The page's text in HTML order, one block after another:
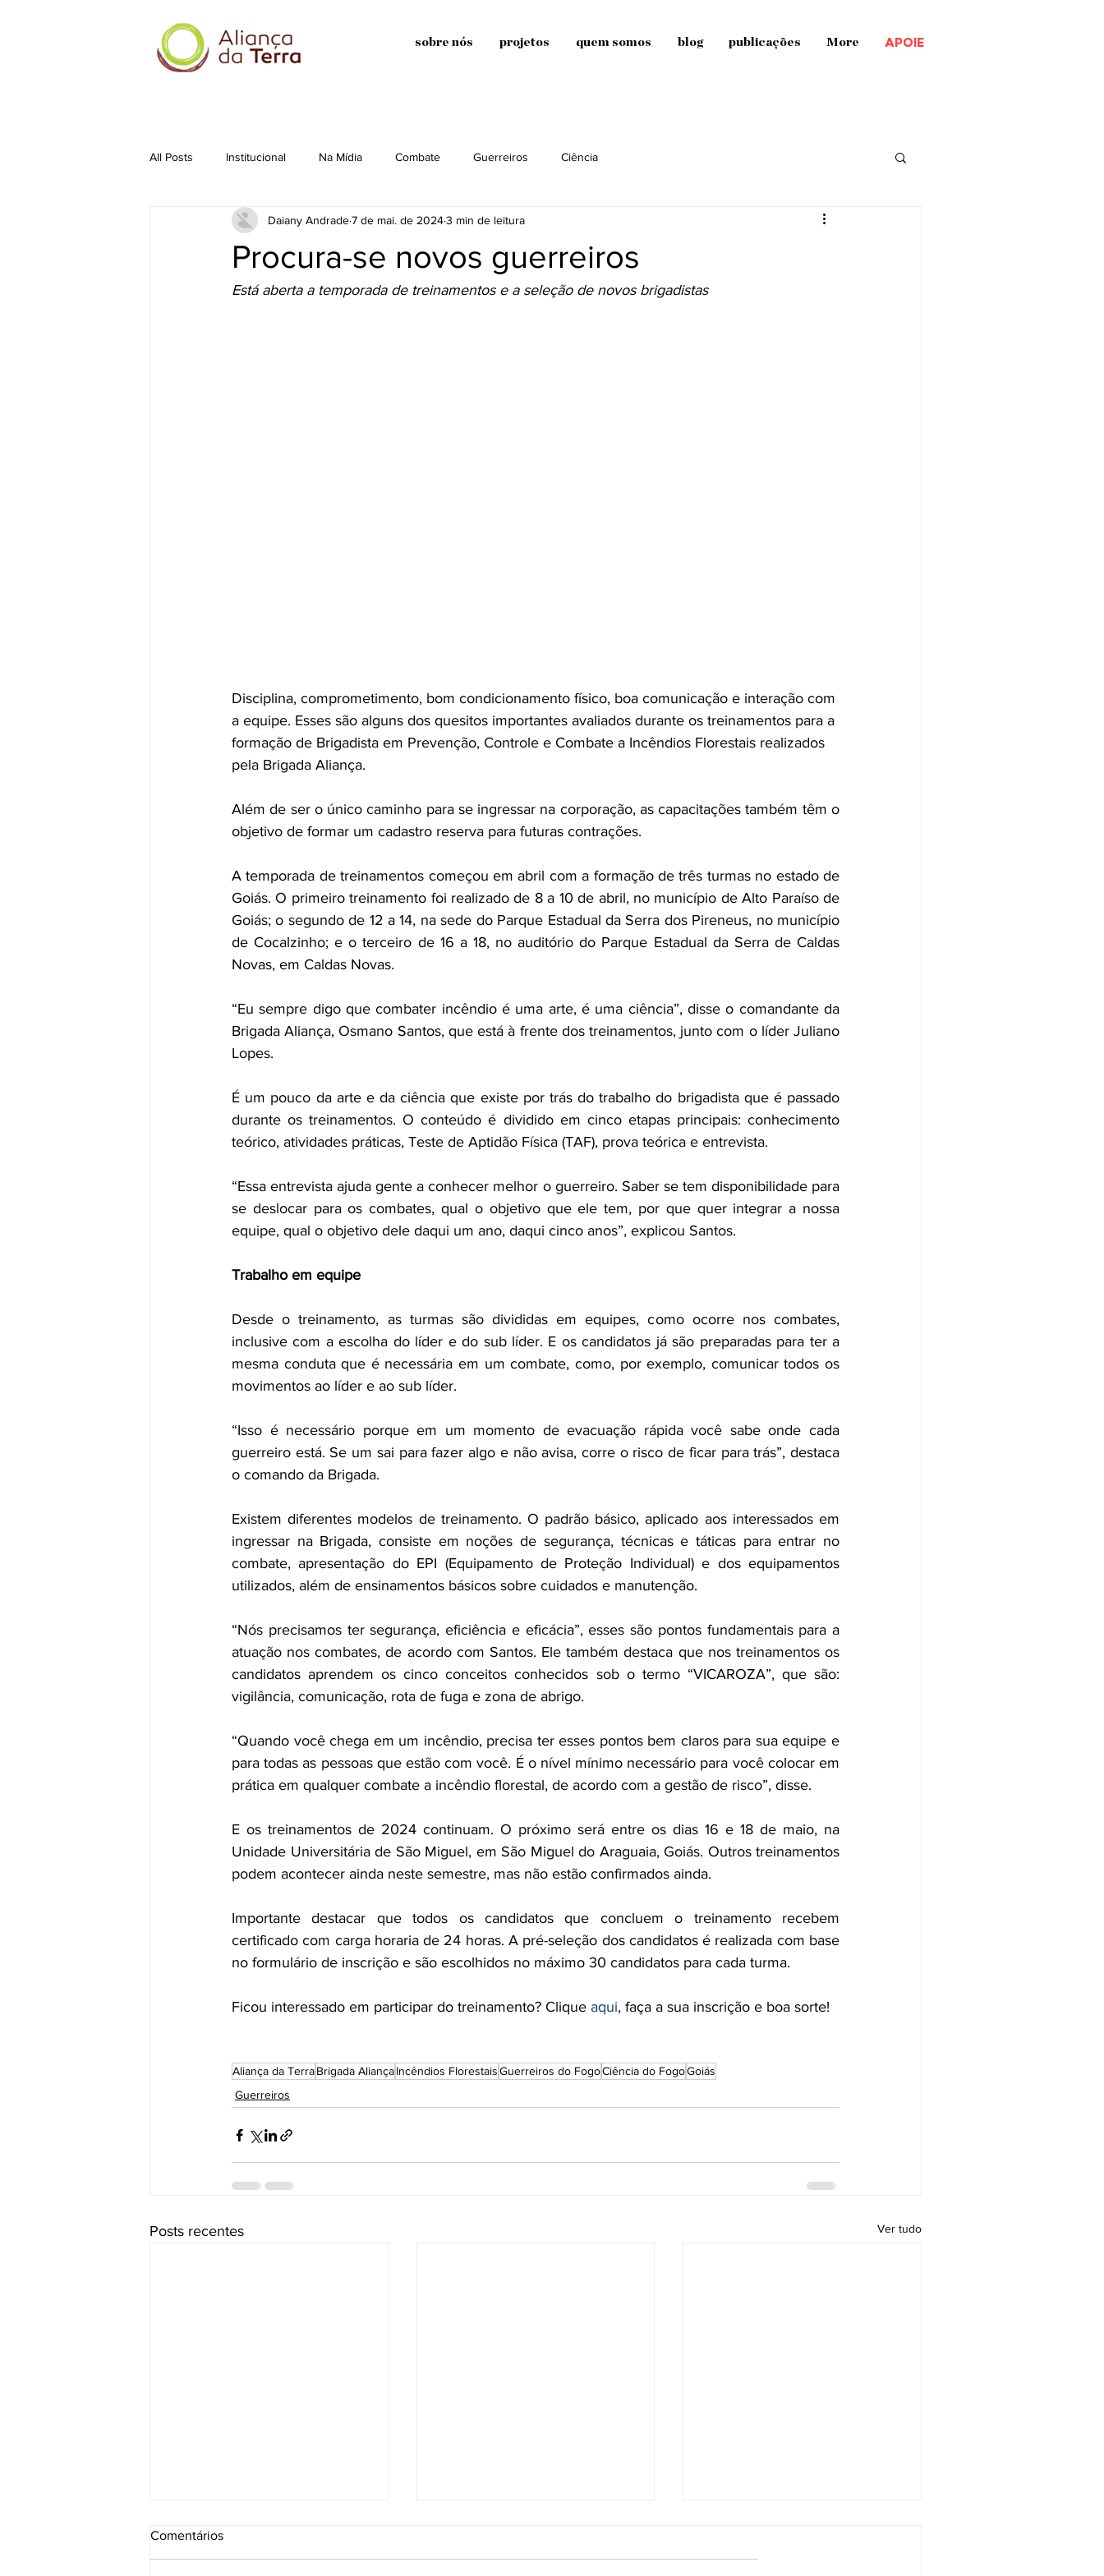
sobre nós projetos quem somos blog publicações More APOIE
All Posts Institucional Na Mídia Combate Guerreiros Ciência
Procura-se novos guerreiros
Daiany Andrade7 de mai. de 20243 min de leitura
Está aberta a temporada de treinamentos e a seleção de novos brigadistas
Disciplina, comprometimento, bom condicionamento físico, boa comunicação e interação com
a equipe. Esses são alguns dos quesitos importantes avaliados durante os treinamentos para a
formação de Brigadista em Prevenção, Controle e Combate a Incêndios Florestais realizados
pela Brigada Aliança.
Além de ser o único caminho para se ingressar na corporação, as capacitações também têm o
objetivo de formar um cadastro reserva para futuras contrações.
A temporada de treinamentos começou em abril com a formação de três turmas no estado de
Goiás. O primeiro treinamento foi realizado de 8 a 10 de abril, no município de Alto Paraíso de
Goiás; o segundo de 12 a 14, na sede do Parque Estadual da Serra dos Pireneus, no município
de Cocalzinho; e o terceiro de 16 a 18, no auditório do Parque Estadual da Serra de Caldas
Novas, em Caldas Novas.
“Eu sempre digo que combater incêndio é uma arte, é uma ciência”, disse o comandante da
Brigada Aliança, Osmano Santos, que está à frente dos treinamentos, junto com o líder Juliano
Lopes.
É um pouco da arte e da ciência que existe por trás do trabalho do brigadista que é passado
durante os treinamentos. O conteúdo é dividido em cinco etapas principais: conhecimento
teórico, atividades práticas, Teste de Aptidão Física (TAF), prova teórica e entrevista.
“Essa entrevista ajuda gente a conhecer melhor o guerreiro. Saber se tem disponibilidade para
se deslocar para os combates, qual o objetivo que ele tem, por que quer integrar a nossa
equipe, qual o objetivo dele daqui um ano, daqui cinco anos”, explicou Santos.
Trabalho em equipe
Desde o treinamento, as turmas são divididas em equipes, como ocorre nos combates,
inclusive com a escolha do líder e do sub líder. E os candidatos já são preparadas para ter a
mesma conduta que é necessária em um combate, como, por exemplo, comunicar todos os
movimentos ao líder e ao sub líder.
“Isso é necessário porque em um momento de evacuação rápida você sabe onde cada
guerreiro está. Se um sai para fazer algo e não avisa, corre o risco de ficar para trás”, destaca
o comando da Brigada.
Existem diferentes modelos de treinamento. O padrão básico, aplicado aos interessados em
ingressar na Brigada, consiste em noções de segurança, técnicas e táticas para entrar no
combate, apresentação do EPI (Equipamento de Proteção Individual) e dos equipamentos
utilizados, além de ensinamentos básicos sobre cuidados e manutenção.
“Nós precisamos ter segurança, eficiência e eficácia”, esses são pontos fundamentais para a
atuação nos combates, de acordo com Santos. Ele também destaca que nos treinamentos os
candidatos aprendem os cinco conceitos conhecidos sob o termo “VICAROZA”, que são:
vigilância, comunicação, rota de fuga e zona de abrigo.
“Quando você chega em um incêndio, precisa ter esses pontos bem claros para sua equipe e
para todas as pessoas que estão com você. É o nível mínimo necessário para você colocar em
prática em qualquer combate a incêndio florestal, de acordo com a gestão de risco”, disse.
E os treinamentos de 2024 continuam. O próximo será entre os dias 16 e 18 de maio, na
Unidade Universitária de São Miguel, em São Miguel do Araguaia, Goiás. Outros treinamentos
podem acontecer ainda neste semestre, mas não estão confirmados ainda.
Importante destacar que todos os candidatos que concluem o treinamento recebem
certificado com carga horaria de 24 horas. A pré-seleção dos candidatos é realizada com base
no formulário de inscrição e são escolhidos no máximo 30 candidatos para cada turma.
Ficou interessado em participar do treinamento? Clique aqui, faça a sua inscrição e boa sorte!
Aliança da TerraBrigada AliançaIncêndios FlorestaisGuerreiros do FogoCiência do FogoGoiás
Guerreiros
Posts recentes Ver tudo
Comentários